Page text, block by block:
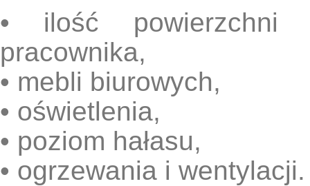
• ilość powierzchni
pracownika,
• mebli biurowych,
• oświetlenia,
• poziom hałasu,
• ogrzewania i